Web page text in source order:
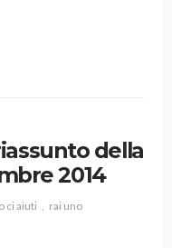
della
2014
ci aiuti rai uno